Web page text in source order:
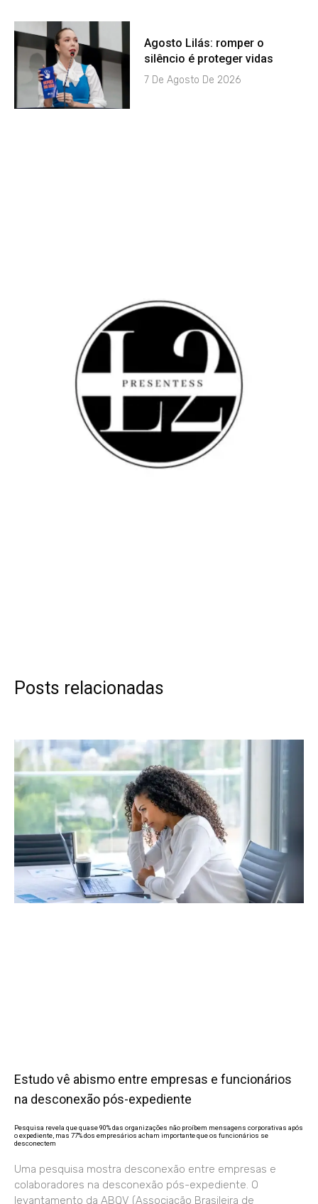
Agosto Lilás: romper o
silêncio é proteger vidas
7 De Agosto De 2026
Posts relacionadas
Estudo vê abismo entre empresas e funcionários
na desconexão pós-expediente
Pesquisa revela que quase 90% das organizações não proíbem mensagens corporativas após
o expediente, mas 77% dos empresários acham importante que os funcionários se
desconectem
Uma pesquisa mostra desconexão entre empresas e
colaboradores na desconexão pós-expediente. O
levantamento da ABQV (Associação Brasileira de